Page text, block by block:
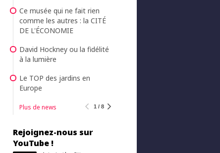
Ce musée qui ne fait rien
comme les autres : la CITÉ
DE L'ÉCONOMIE
David Hockney ou la fidélité
à la lumière
Le TOP des jardins en
Europe
Plus de news 1 / 8
Rejoignez-nous sur
YouTube !